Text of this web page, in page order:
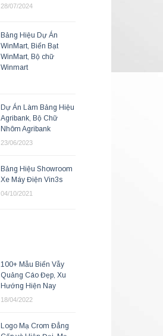
28/07/2024
Bảng Hiệu Dự Án
WinMart, Biển Bạt
WinMart, Bộ chữ
Winmart
Dự Án Làm Bảng Hiệu
Agribank, Bộ Chữ
Nhôm Agribank
23/06/2023
Bảng Hiệu Showroom
Xe Máy Điện Vin3s
04/10/2021
100+ Mẫu Biển Vẫy
Quảng Cáo Đẹp, Xu
Hướng Hiện Nay
18/04/2022
Logo Mạ Crom Đẳng